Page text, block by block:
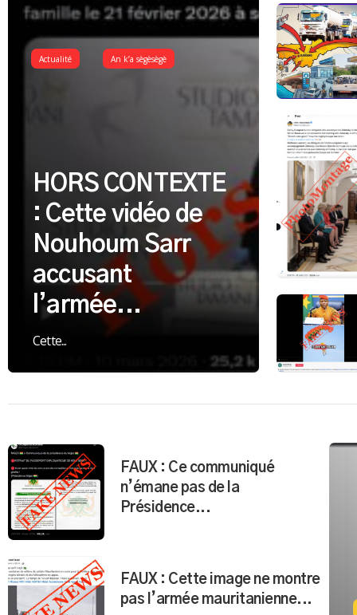
Actualité An k’a sègèsègè
HORS CONTEXTE
: Cette vidéo de
Nouhoum Sarr
accusant
l’armée...
Cette...
FAUX : Ce communiqué
n’émane pas de la
Présidence...
FAUX : Cette image ne montre
pas l’armée mauritanienne...